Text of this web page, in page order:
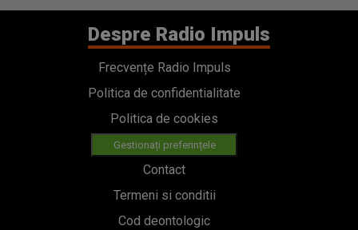
Despre Radio Impuls
Frecvențe Radio Impuls
Politica de confidentialitate
Politica de cookies
Gestionați preferințele
Contact
Termeni si conditii
Cod deontologic